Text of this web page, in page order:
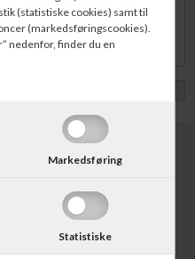
(statistiske cookies) samt til
(markedsføringscookies).
nedenfor, finder du en
Markedsføring
Statistiske
opløsningsmidler og slid end en